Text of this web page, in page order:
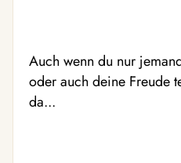
Auch wenn du nur
oder auch deine Freude
da...